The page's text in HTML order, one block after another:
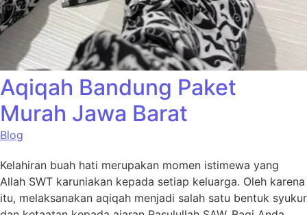
Aqiqah Bandung Paket
Murah Jawa Barat
Blog
Kelahiran buah hati merupakan momen istimewa yang
Allah SWT karuniakan kepada setiap keluarga. Oleh karena
itu, melaksanakan aqiqah menjadi salah satu bentuk syukur